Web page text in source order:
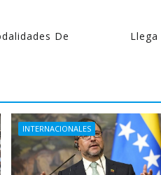
De
INTERNACIONALES